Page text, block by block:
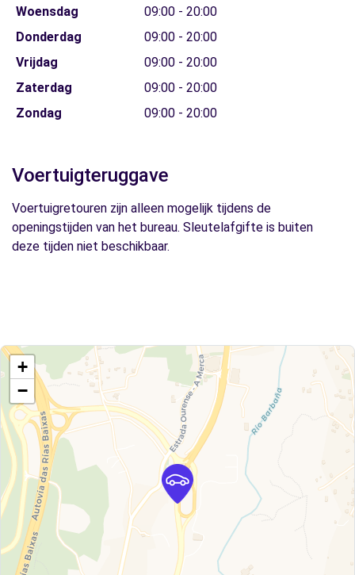
Woensdag
09:00 - 20:00
Donderdag
09:00 - 20:00
Vrijdag
09:00 - 20:00
Zaterdag
09:00 - 20:00
Zondag
09:00 - 20:00
Voertuigteruggave
Voertuigretouren zijn alleen mogelijk tijdens de
openingstijden van het bureau. Sleutelafgifte is buiten
deze tijden niet beschikbaar.
+
−